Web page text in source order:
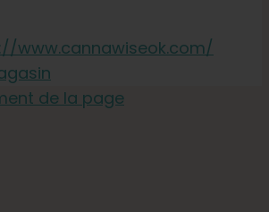
www.cannawiseok.com/
de la page